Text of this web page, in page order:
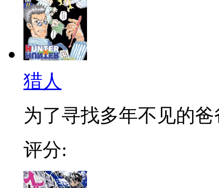
猎人
为了寻找多年不见的爸
评分: